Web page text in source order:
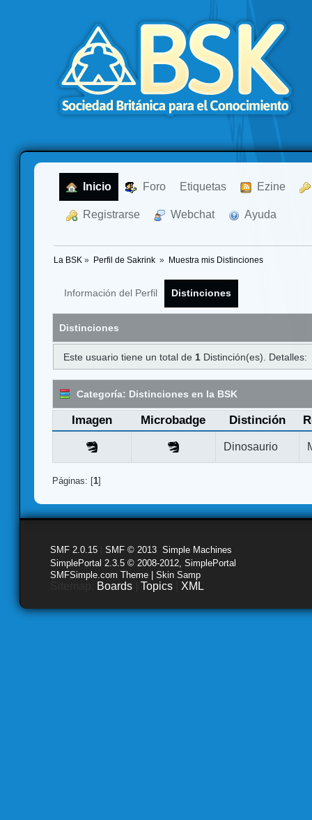
Inicio Foro Etiquetas Ezine
Registrarse Webchat Ayuda
La BSK » Perfil de Sakrink » Muestra mis Distinciones
Información del Perfil Distinciones
Distinciones
Este usuario tiene un total de 1 Distinción(es). Detalles:
Categoría: Distinciones en la BSK
Imagen Microbadge Distinción
Dinosaurio
Páginas: [1]
SMF 2.0.15 SMF © 2013 Simple Machines
SimplePortal 2.3.5 © 2008-2012, SimplePortal
SMFSimple.com Theme | Skin Samp
Boards Topics XML